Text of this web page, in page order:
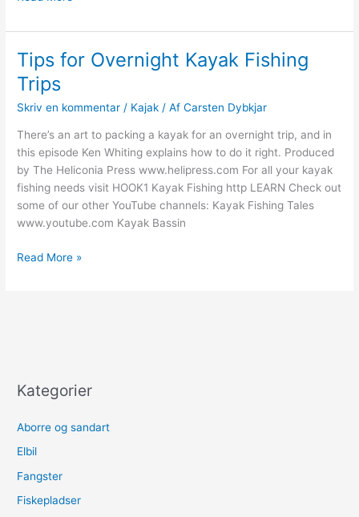
med
Tips for Overnight Kayak Fishing
Trips
Skriv en kommentar / Kajak / AfCarsten Dybkjar
There’s an art to packing a kayak for an overnight trip, and in
this episode Ken Whiting explains how to do it right. Produced
by The Heliconia Press www.helipress.com For all your kayak
fishing needs visit HOOK1 Kayak Fishing http LEARN Check out
some of our other YouTube channels: Kayak Fishing Tales
www.youtube.com Kayak Bassin
Tips
Read More »
Kategorier
Aborre og sandart
Elbil
Fangster
Fiskepladser